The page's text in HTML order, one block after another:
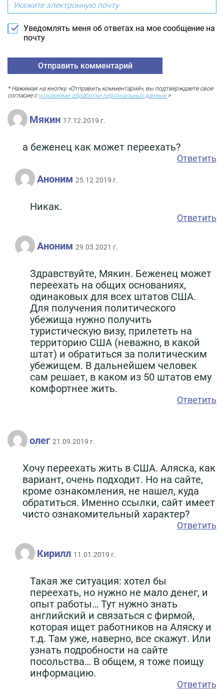
Уведомлять меня об ответах на мое сообщение на
почту
* Нажимая на кнопку «Отправить комментарий», вы подтверждаете свое
согласие с условиями обработки персональных данных. >
Мякин 17.12.2019 г.
а беженец как может переехать?
Ответить
Аноним 25.12.2019 г.
Никак.
Ответить
Аноним 29.03.2021 г.
Здравствуйте, Мякин. Беженец может
переехать на общих основаниях,
одинаковых для всех штатов США.
Для получения политического
убежища нужно получить
туристическую визу, прилететь на
территорию США (неважно, в какой
штат) и обратиться за политическим
убежищем. В дальнейшем человек
сам решает, в каком из 50 штатов ему
комфортнее жить.
Ответить
олег 21.09.2019 г.
Хочу переехать жить в США. Аляска, как
вариант, очень подходит. Но на сайте,
кроме ознакомления, не нашел, куда
обратиться. Именно ссылки, сайт имеет
чисто ознакомительный характер?
Ответить
Кирилл 11.01.2019 г.
Такая же ситуация: хотел бы
переехать, но нужно не мало денег, и
опыт работы… Тут нужно знать
английский и связаться с фирмой,
которая ищет работников на Аляску и
т.д. Там уже, наверно, все скажут. Или
узнать подробности на сайте
посольства… В общем, я тоже поищу
информацию.
Ответить